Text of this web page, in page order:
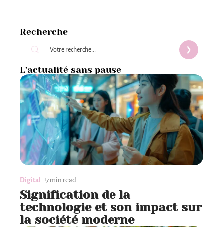
Recherche
L’actualité sans pause
Digital 7 min read
Signification de la
technologie et son impact sur
la société moderne